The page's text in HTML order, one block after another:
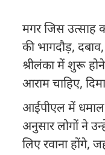
मगर जिस उत्साह
की भागदौड़,
श्रीलंका में शुरू
आराम चाहिए,
आईपीएल में धमाल
अनुसार लोगों ने
लिए रवाना होंगे,